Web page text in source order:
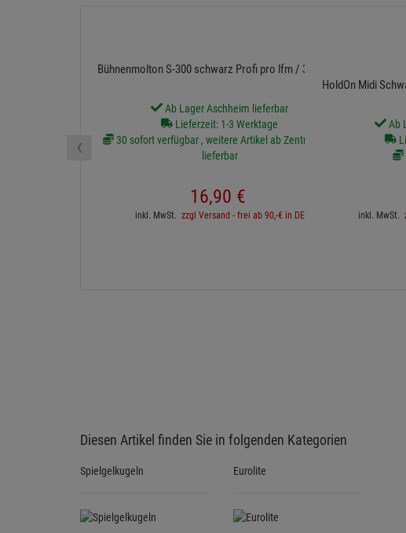
Bühnenmolton S-300 schwarz Profi pro lfm / 3 m breit
Ab Lager Aschheim lieferbar
Lieferzeit: 1-3 Werktage
30 sofort verfügbar , weitere Artikel ab Zentrallager
lieferbar
16,90 €
inkl. MwSt. zzgl Versand - frei ab 90,-€ in DE
HoldOn Midi
Ab
inkl. MwSt.
‹
Diesen Artikel finden Sie in folgenden Kategorien
Spielgelkugeln Eurolite